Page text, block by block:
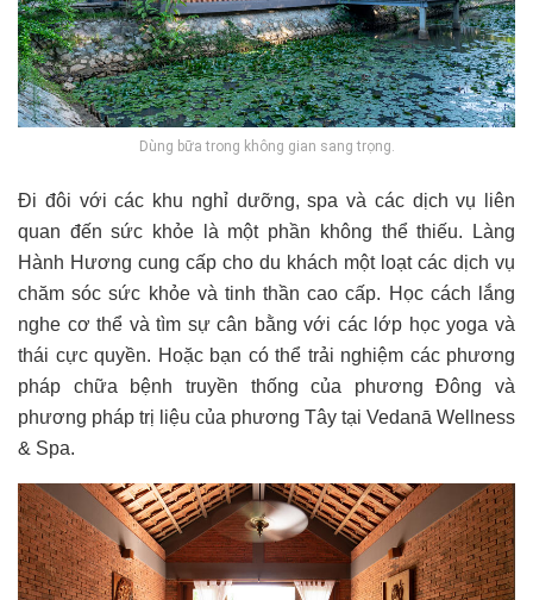
Dùng bữa trong không gian sang trọng.
Đi đôi với các khu nghỉ dưỡng, spa và các dịch vụ liên
quan đến sức khỏe là một phần không thể thiếu. Làng
Hành Hương cung cấp cho du khách một loạt các dịch vụ
chăm sóc sức khỏe và tinh thần cao cấp. Học cách lắng
nghe cơ thể và tìm sự cân bằng với các lớp học yoga và
thái cực quyền. Hoặc bạn có thể trải nghiệm các phương
pháp chữa bệnh truyền thống của phương Đông và
phương pháp trị liệu của phương Tây tại Vedanā Wellness
& Spa.